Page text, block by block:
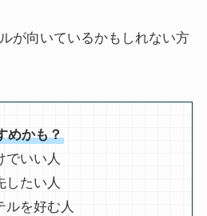
が向いているかもしれない方
めかも？
でいい人
したい人
ルを好む人